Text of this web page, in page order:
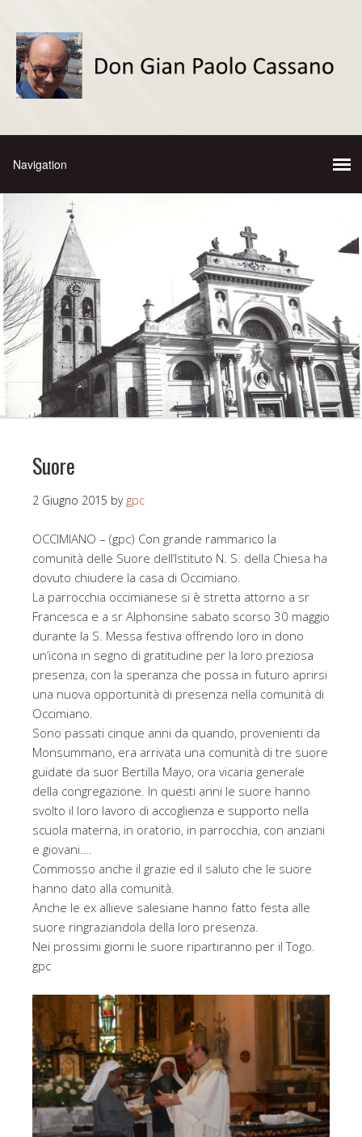
Suore
2 Giugno 2015 by gpc
OCCIMIANO – (gpc) Con grande rammarico la
comunità delle Suore dell’Istituto N. S. della Chiesa ha
dovuto chiudere la casa di Occimiano.
La parrocchia occimianese si è stretta attorno a sr
Francesca e a sr Alphonsine sabato scorso 30 maggio
durante la S. Messa festiva offrendo loro in dono
un’icona in segno di gratitudine per la loro preziosa
presenza, con la speranza che possa in futuro aprirsi
una nuova opportunità di presenza nella comunità di
Occimiano.
Sono passati cinque anni da quando, provenienti da
Monsummano, era arrivata una comunità di tre suore
guidate da suor Bertilla Mayo, ora vicaria generale
della congregazione. In questi anni le suore hanno
svolto il loro lavoro di accoglienza e supporto nella
scuola materna, in oratorio, in parrocchia, con anziani
e giovani….
Commosso anche il grazie ed il saluto che le suore
hanno dato alla comunità.
Anche le ex allieve salesiane hanno fatto festa alle
suore ringraziandola della loro presenza.
Nei prossimi giorni le suore ripartiranno per il Togo.
gpc